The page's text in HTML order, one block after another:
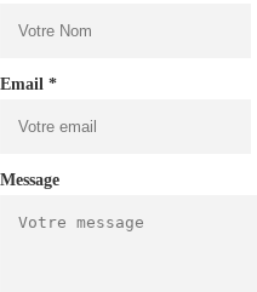
Email *
Message